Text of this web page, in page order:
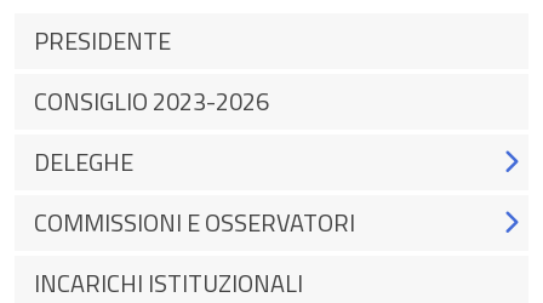
PRESIDENTE
CONSIGLIO 2023-2026
DELEGHE
COMMISSIONI E OSSERVATORI
INCARICHI ISTITUZIONALI